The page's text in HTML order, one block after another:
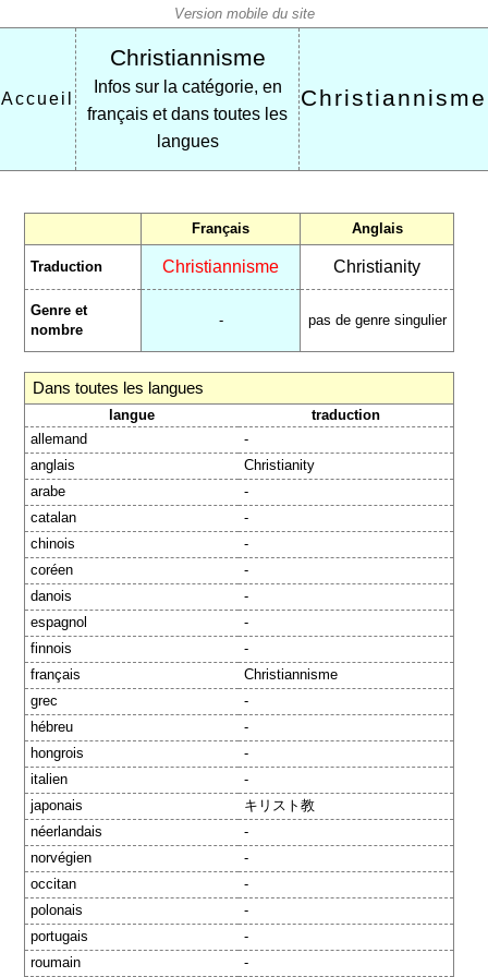
Accueil
Christiannisme
Infos sur la catégorie, en
français et dans toutes les
langues
Christiannisme
Français Anglais
Traduction Christiannisme Christianity
Genre et
nombre
- pas de genre singulier
Dans toutes les langues
langue
traduction
allemand
-
anglais
Christianity
arabe
-
catalan
-
chinois
-
coréen
-
danois
-
espagnol
-
finnois
-
français
Christiannisme
grec
-
hébreu
-
hongrois
-
italien
-
japonais
キリスト教
néerlandais
-
norvégien
-
occitan
-
polonais
-
portugais
-
roumain
-